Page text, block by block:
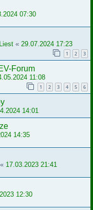
07:30
« 29.07.2024 17:23
1 2 3
Forum
11:08
1 2 3 4 5 6
14:01
14:35
« 17.03.2023 21:41
12:30